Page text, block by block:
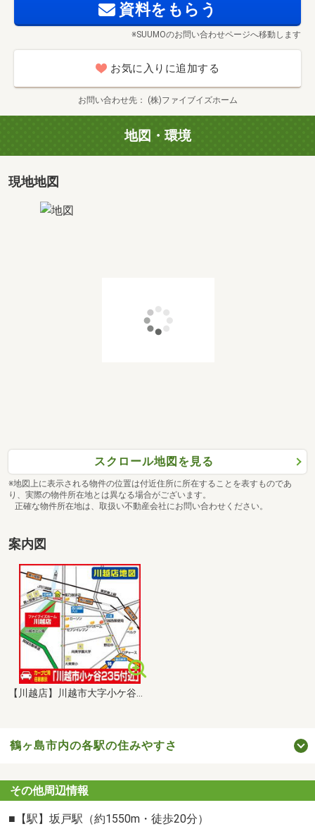
資料をもらう
※SUUMOのお問い合わせページへ移動します
お気に入りに追加する
お問い合わせ先 (株)ファイブイズホーム
地図・環境
現地地図
スクロール地図を見る
※地図上に表示される物件の位置は付近住所に所在することを表すものであ
り、実際の物件所在地とは異なる場合がございます。
正確な物件所在地は、取扱い不動産会社にお問い合わせください。
案内図
【川越店】川越市大字小ケ谷２３５番地
鶴ヶ島市内の各駅の住みやすさ
その他周辺情報
■【駅】坂戸駅（約1550m・徒歩20分）